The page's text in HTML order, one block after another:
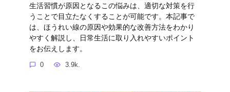
生活習慣が原因となるこの悩みは、適切な対策を行
うことで目立たなくすることが可能です。本記事で
は、ほうれい線の原因や効果的な改善方法をわかり
やすく解説し、日常生活に取り入れやすいポイント
をお伝えします。
0 3.9k.